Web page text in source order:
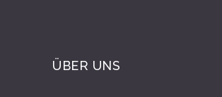
ÜBER UNS